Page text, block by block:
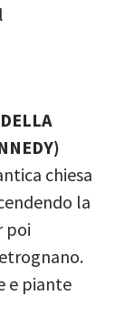
chiesa
la
poi
e piante